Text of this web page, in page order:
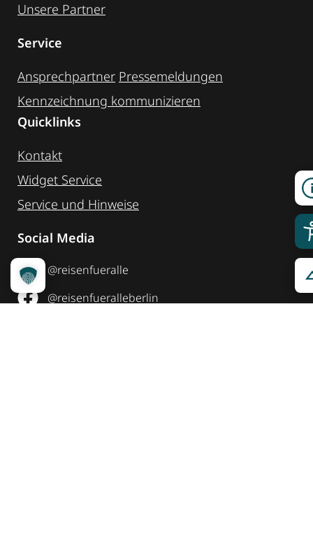
Unsere Partner
Service
Ansprechpartner Pressemeldungen
Kennzeichnung ­kommunizieren
Quicklinks
Kontakt
Widget Service
Service und Hinweise
Social Media
@reisenfueralle
@reisenfueralleberlin